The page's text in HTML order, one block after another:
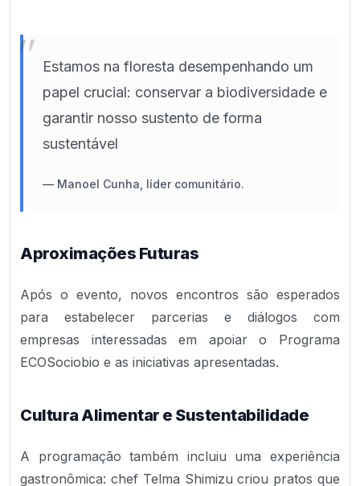
"
Estamos na floresta desempenhando um
papel crucial: conservar a biodiversidade e
garantir nosso sustento de forma
sustentável
— Manoel Cunha, líder comunitário.
Aproximações Futuras
Após o evento, novos encontros são esperados
para estabelecer parcerias e diálogos com
empresas interessadas em apoiar o Programa
ECOSociobio e as iniciativas apresentadas.
Cultura Alimentar e Sustentabilidade
A programação também incluiu uma experiência
gastronômica: chef Telma Shimizu criou pratos que